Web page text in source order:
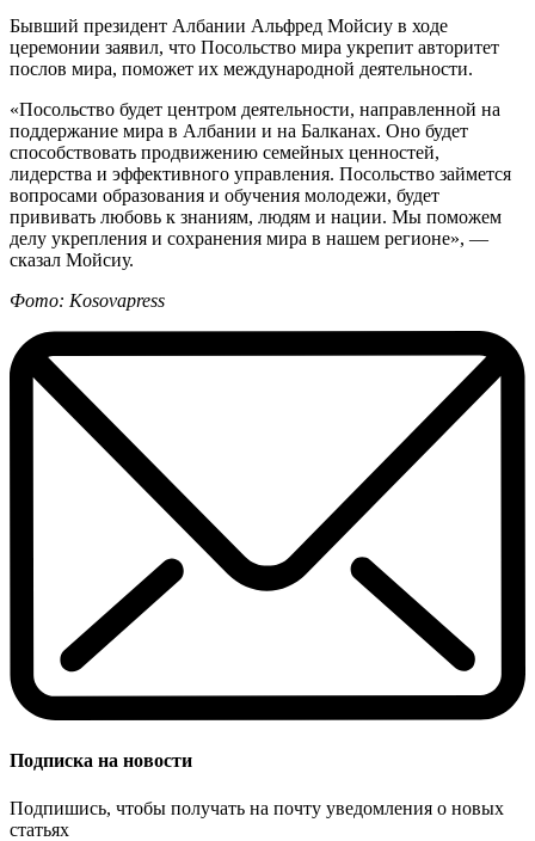
Бывший президент Албании Альфред Мойсиу в ходе
церемонии заявил, что Посольство мира укрепит авторитет
послов мира, поможет их международной деятельности.
«Посольство будет центром деятельности, направленной на
поддержание мира в Албании и на Балканах. Оно будет
способствовать продвижению семейных ценностей,
лидерства и эффективного управления. Посольство займется
вопросами образования и обучения молодежи, будет
прививать любовь к знаниям, людям и нации. Мы поможем
делу укрепления и сохранения мира в нашем регионе», —
сказал Мойсиу.
Фото: Kosovapress
Подписка на новости
Подпишись, чтобы получать на почту уведомления о новых
статьях